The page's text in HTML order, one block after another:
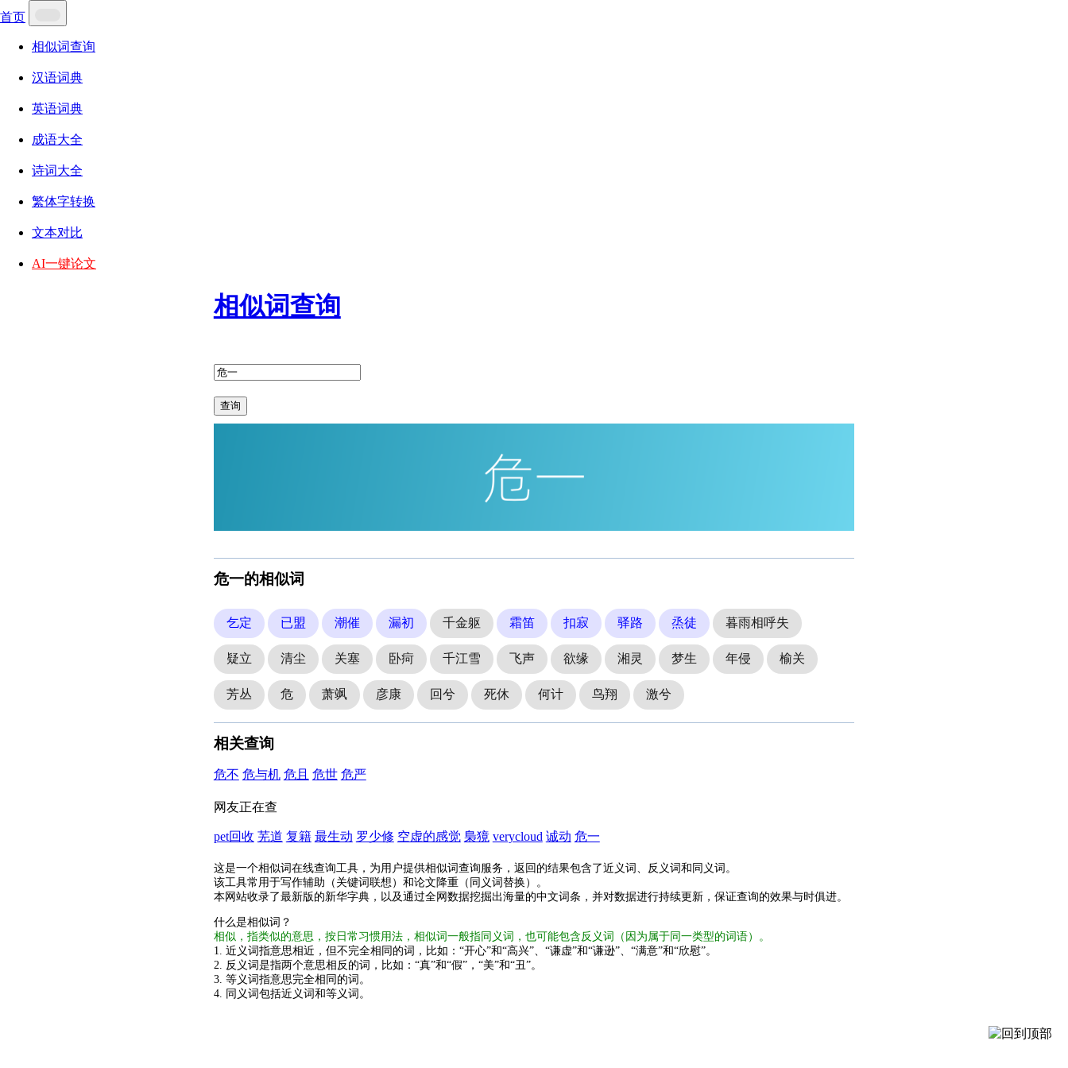
首页
相似词查询
汉语词典
英语词典
成语大全
诗词大全
繁体字转换
文本对比
AI一键论文
相似词查询
查询
危一的相似词
乞定 已盟 潮催 漏初 千金躯 霜笛 扣寂 驿路 烝徒 暮雨相呼失
疑立 清尘 关塞 卧疴 千江雪 飞声 欲缘 湘灵 梦生 年侵 榆关
芳丛 危 萧飒 彦康 回兮 死休 何计 鸟翔 激兮
相关查询
危不 危与机 危且 危世 危严
网友正在查
pet回收 芜道 复籍 最生动 罗少修 空虚的感觉 梟獍 verycloud 诚动 危一
这是一个相似词在线查询工具，为用户提供相似词查询服务，返回的结果包含了近义词、反义词和同义词。
该工具常用于写作辅助（关键词联想）和论文降重（同义词替换）。
本网站收录了最新版的新华字典，以及通过全网数据挖掘出海量的中文词条，并对数据进行持续更新，保证查询的效果与时俱进。
什么是相似词？
相似，指类似的意思，按日常习惯用法，相似词一般指同义词，也可能包含反义词（因为属于同一类型的词语）。
1. 近义词指意思相近，但不完全相同的词，比如：“开心”和“高兴”、“谦虚”和“谦逊”、“满意”和“欣慰”。
2. 反义词是指两个意思相反的词，比如：“真”和“假”，“美”和“丑”。
3. 等义词指意思完全相同的词。
4. 同义词包括近义词和等义词。